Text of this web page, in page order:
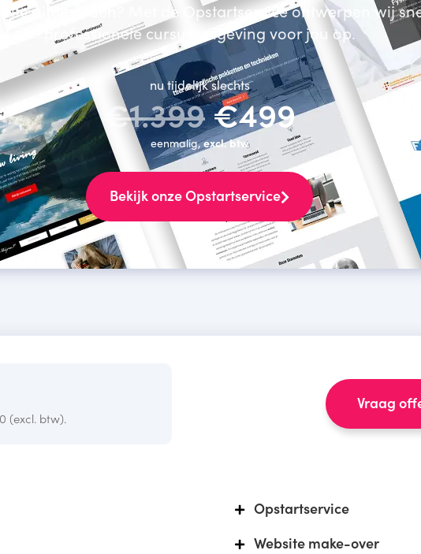
site uitbesteden? Met de Opstartservice ontwerpen wij
professionele cursusomgeving voor jou op.
nu tijdelijk slechts
€1.399€499
eenmalig,excl. btw
Bekijk onze Opstartservice
(excl. btw).
Vraag
Opstartservice
Website make-over